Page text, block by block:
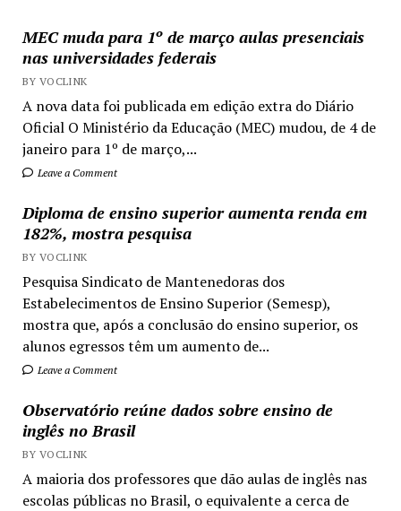
MEC muda para 1º de março aulas presenciais
nas universidades federais
BY VOCLINK
A nova data foi publicada em edição extra do Diário
Oficial O Ministério da Educação (MEC) mudou, de 4 de
janeiro para 1º de março,...
Leave a Comment
Diploma de ensino superior aumenta renda em
182%, mostra pesquisa
BY VOCLINK
Pesquisa Sindicato de Mantenedoras dos
Estabelecimentos de Ensino Superior (Semesp),
mostra que, após a conclusão do ensino superior, os
alunos egressos têm um aumento de...
Leave a Comment
Observatório reúne dados sobre ensino de
inglês no Brasil
BY VOCLINK
A maioria dos professores que dão aulas de inglês nas
escolas públicas no Brasil, o equivalente a cerca de